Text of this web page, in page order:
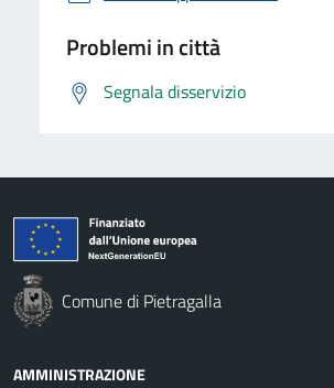
Problemi in città
Segnala disservizio
Comune di Pietragalla
AMMINISTRAZIONE